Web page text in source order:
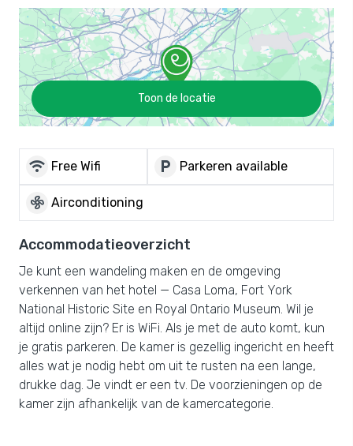
Toon de locatie
wifi Free Wifi local_parking Parkeren available
mode_fan Airconditioning
Accommodatieoverzicht
Je kunt een wandeling maken en de omgeving
verkennen van het hotel — Casa Loma, Fort York
National Historic Site en Royal Ontario Museum. Wil je
altijd online zijn? Er is WiFi. Als je met de auto komt, kun
je gratis parkeren. De kamer is gezellig ingericht en heeft
alles wat je nodig hebt om uit te rusten na een lange,
drukke dag. Je vindt er een tv. De voorzieningen op de
kamer zijn afhankelijk van de kamercategorie.